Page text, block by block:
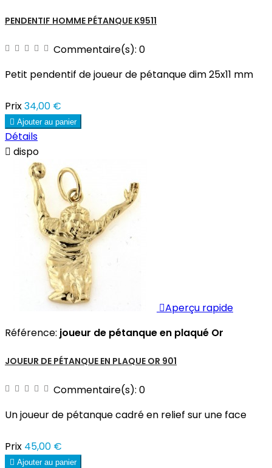
PENDENTIF HOMME PÉTANQUE K9511
Commentaire(s): 0
Petit pendentif de joueur de pétanque dim 25x11 mm
Prix34,00 €
 Ajouter au panier
Détails
 dispo
Aperçu rapide
Référence: joueur de pétanque en plaqué Or
JOUEUR DE PÉTANQUE EN PLAQUE OR 901
Commentaire(s): 0
Un joueur de pétanque cadré en relief sur une face
Prix 45,00 €
 Ajouter au panier